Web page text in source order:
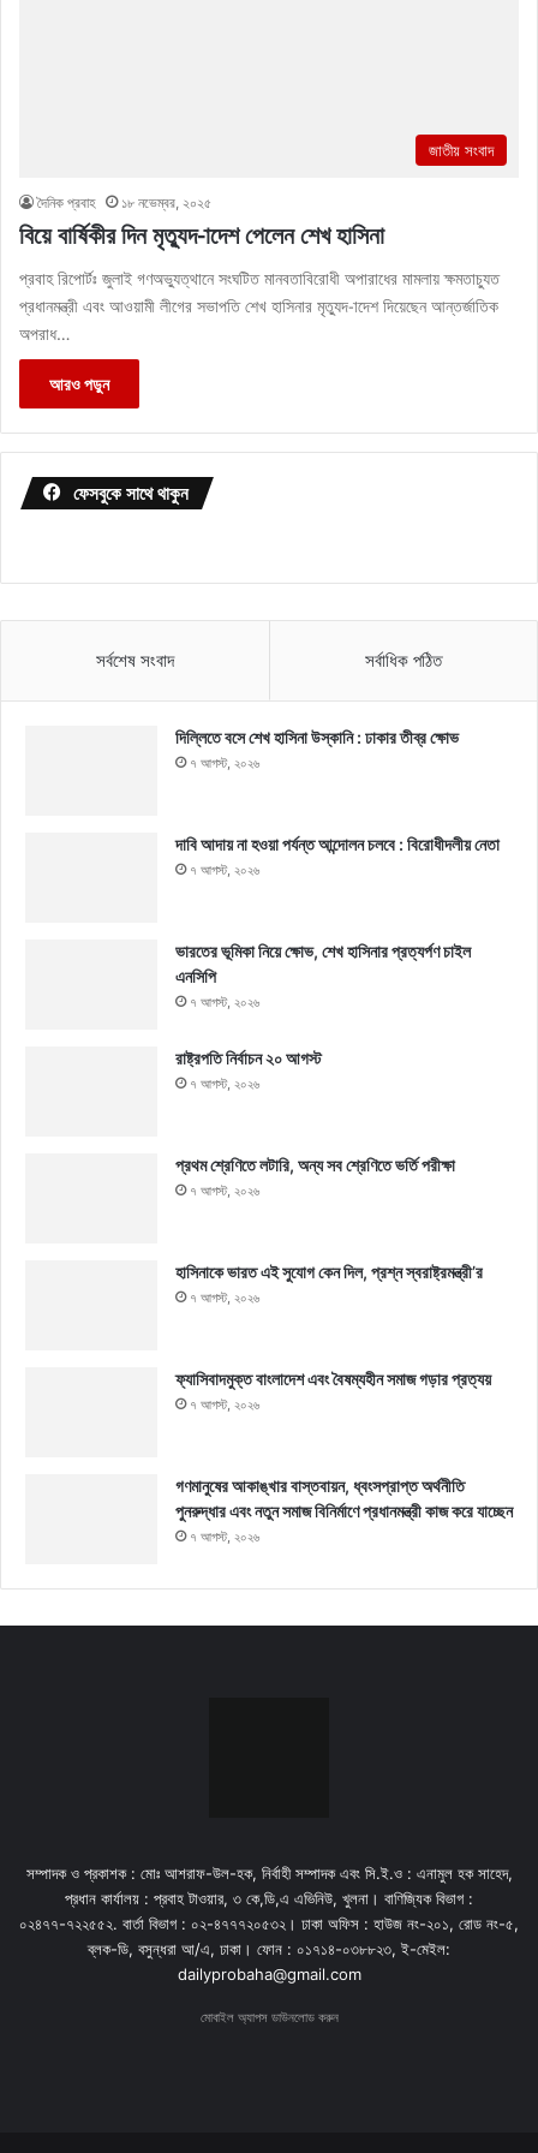
জাতীয় সংবাদ
দৈনিক প্রবাহ ১৮ নভেম্বর, ২০২৫
বিয়ে বার্ষিকীর দিন মৃত্যুদ-াদেশ পেলেন শেখ হাসিনা
প্রবাহ রিপোর্টঃ জুলাই গণঅভ্যুত্থানে সংঘটিত মানবতাবিরোধী অপারাধের মামলায় ক্ষমতাচ্যুত
প্রধানমন্ত্রী এবং আওয়ামী লীগের সভাপতি শেখ হাসিনার মৃত্যুদ-াদেশ দিয়েছেন আন্তর্জাতিক
অপরাধ…
আরও পড়ুন
ফেসবুকে সাথে থাকুন
সর্বশেষ সংবাদ সর্বাধিক পঠিত
দিল্লিতে বসে শেখ হাসিনা উস্কানি : ঢাকার তীব্র ক্ষোভ
৭ আগস্ট, ২০২৬
দাবি আদায় না হওয়া পর্যন্ত আন্দোলন চলবে : বিরোধীদলীয় নেতা
৭ আগস্ট, ২০২৬
ভারতের ভূমিকা নিয়ে ক্ষোভ, শেখ হাসিনার প্রত্যর্পণ চাইল
এনসিপি
৭ আগস্ট, ২০২৬
রাষ্ট্রপতি নির্বাচন ২০ আগস্ট
৭ আগস্ট, ২০২৬
প্রথম শ্রেণিতে লটারি, অন্য সব শ্রেণিতে ভর্তি পরীক্ষা
৭ আগস্ট, ২০২৬
হাসিনাকে ভারত এই সুযোগ কেন দিল, প্রশ্ন স্বরাষ্ট্রমন্ত্রী’র
৭ আগস্ট, ২০২৬
ফ্যাসিবাদমুক্ত বাংলাদেশ এবং বৈষম্যহীন সমাজ গড়ার প্রত্যয়
৭ আগস্ট, ২০২৬
গণমানুষের আকাঙ্খার বাস্তবায়ন, ধ্বংসপ্রাপ্ত অর্থনীতি
পুনরুদ্ধার এবং নতুন সমাজ বিনির্মাণে প্রধানমন্ত্রী কাজ করে যাচ্ছেন
৭ আগস্ট, ২০২৬
সম্পাদক ও প্রকাশক : মোঃ আশরাফ-উল-হক, নির্বাহী সম্পাদক এবং সি.ই.ও : এনামুল হক সাহেদ,
প্রধান কার্যালয় : প্রবাহ টাওয়ার, ৩ কে,ডি,এ এভিনিউ, খুলনা। বাণিজ্যিক বিভাগ :
০২৪৭৭-৭২২৫৫২. বার্তা বিভাগ : ০২-৪৭৭৭২০৫৩২। ঢাকা অফিস : হাউজ নং-২০১, রোড নং-৫,
ব্লক-ডি, বসুন্ধরা আ/এ, ঢাকা। ফোন : ০১৭১৪-০৩৮৮২৩, ই-মেইল:
dailyprobaha@gmail.com
মোবাইল অ্যাপস ডাউনলোড করুন